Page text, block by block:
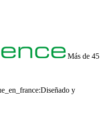
Más de 45
Diseñado y